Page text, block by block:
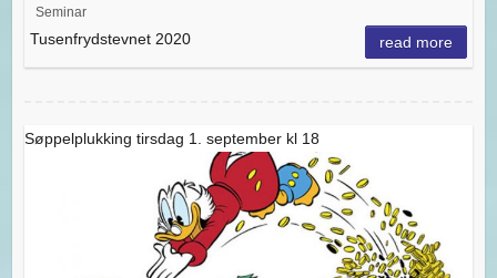
Seminar
Tusenfrydstevnet 2020 read more
Søppelplukking tirsdag 1. september kl 18